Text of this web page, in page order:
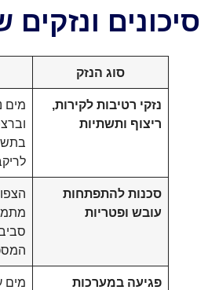
סיכונים
סוג הנזק
נזקי רטיבות לקירות,
ריצוף ותשתיות
מים
סכנות להתפתחות
עובש ופטריות
פגיעה במערכות
מים